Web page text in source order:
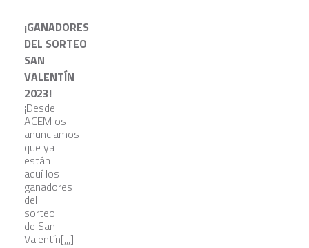
¡GANADORES
DEL SORTEO
SAN
VALENTÍN
2023!
¡Desde
ACEM os
anunciamos
que ya
están
aquí los
ganadores
del
sorteo
de San
Valentín[,,,]